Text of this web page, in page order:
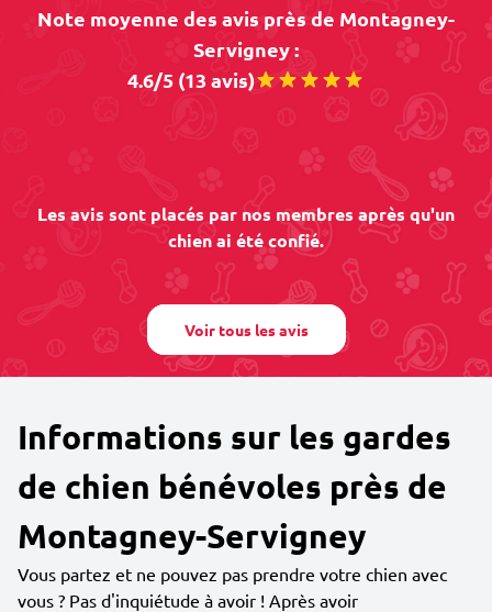
Note moyenne des avis près de Montagney-
Servigney :
4.6/5 (13 avis)
Les avis sont placés par nos membres après qu'un
chien ai été confié.
Voir tous les avis
Informations sur les gardes
de chien bénévoles près de
Montagney-Servigney
Vous partez et ne pouvez pas prendre votre chien avec
vous ? Pas d'inquiétude à avoir ! Après avoir